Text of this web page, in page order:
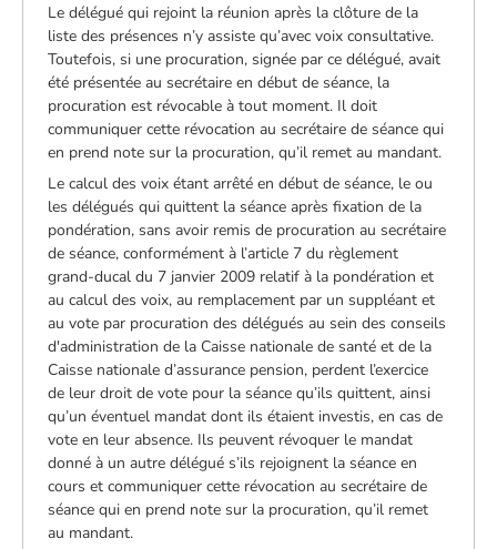
Le délégué qui rejoint la réunion après la clôture de la
liste des présences n’y assiste qu’avec voix consultative.
Toutefois, si une procuration, signée par ce délégué, avait
été présentée au secrétaire en début de séance, la
procuration est révocable à tout moment. Il doit
communiquer cette révocation au secrétaire de séance qui
en prend note sur la procuration, qu’il remet au mandant.
Le calcul des voix étant arrêté en début de séance, le ou
les délégués qui quittent la séance après fixation de la
pondération, sans avoir remis de procuration au secrétaire
de séance, conformément à l’article 7 du règlement
grand-ducal du 7 janvier 2009 relatif à la pondération et
au calcul des voix, au remplacement par un suppléant et
au vote par procuration des délégués au sein des conseils
d'administration de la Caisse nationale de santé et de la
Caisse nationale d’assurance pension, perdent l’exercice
de leur droit de vote pour la séance qu’ils quittent, ainsi
qu’un éventuel mandat dont ils étaient investis, en cas de
vote en leur absence. Ils peuvent révoquer le mandat
donné à un autre délégué s’ils rejoignent la séance en
cours et communiquer cette révocation au secrétaire de
séance qui en prend note sur la procuration, qu’il remet
au mandant.